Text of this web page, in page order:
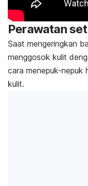
Perawatan
Saat mengeringkan
menggosok kulit
cara menepuk-nepuk
kulit.